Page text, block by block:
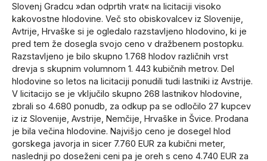
Slovenj Gradcu »dan odprtih vrat« na licitaciji visoko
kakovostne hlodovine. Več sto obiskovalcev iz Slovenije,
Avtrije, Hrvaške si je ogledalo razstavljeno hlodovino, ki je
pred tem že dosegla svojo ceno v dražbenem postopku.
Razstavljeno je bilo skupno 1.768 hlodov različnih vrst
drevja s skupnim volumnom 1. 443 kubičnih metrov. Del
hlodovine so letos na licitaciji ponudili tudi lastniki iz Avstrije.
V licitacijo se je vključilo skupno 268 lastnikov hlodovine,
zbrali so 4.680 ponudb, za odkup pa se odločilo 27 kupcev
iz iz Slovenije, Avstrije, Nemčije, Hrvaške in Švice. Prodana
je bila večina hlodovine. Najvišjo ceno je dosegel hlod
gorskega javorja in sicer 7.760 EUR za kubični meter,
naslednji po doseženi ceni pa je oreh s ceno 4.740 EUR za